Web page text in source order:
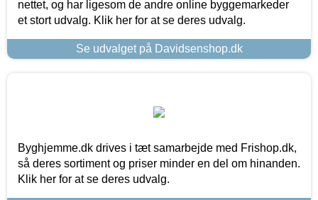
nettet, og har ligesom de andre online byggemarkeder
et stort udvalg. Klik her for at se deres udvalg.
Se udvalget på Davidsenshop.dk
Byghjemme.dk drives i tæt samarbejde med Frishop.dk,
så deres sortiment og priser minder en del om hinanden.
Klik her for at se deres udvalg.